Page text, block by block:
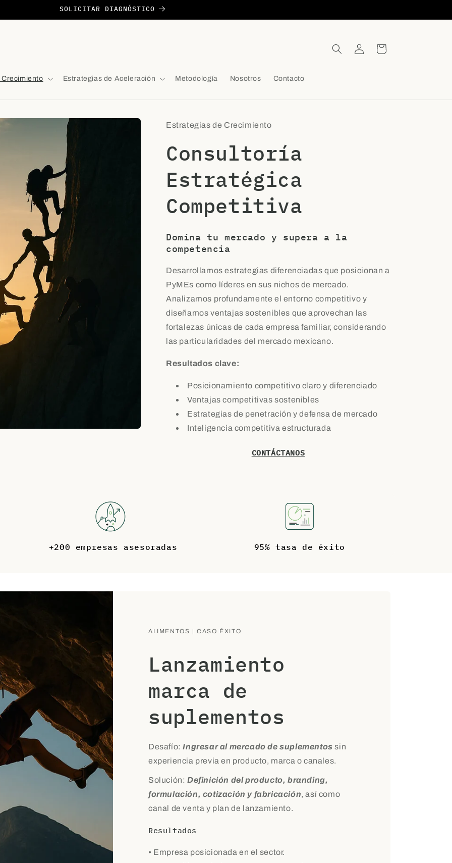
SOLICITAR DIAGNÓSTICO
Estrategias de Aceleración Metodología Nosotros Contacto
Iniciar
sesión
Carrito
Estrategias de Crecimiento
Consultoría
Estratégica
Competitiva
Domina tu mercado y supera a la
competencia
Desarrollamos estrategias diferenciadas que posicionan a
PyMEs como líderes en sus nichos de mercado.
Analizamos profundamente el entorno competitivo y
diseñamos ventajas sostenibles que aprovechan las
fortalezas únicas de cada empresa familiar, considerando
las particularidades del mercado mexicano.
Resultados clave:
Posicionamiento competitivo claro y diferenciado
Ventajas competitivas sostenibles
Estrategias de penetración y defensa de mercado
Inteligencia competitiva estructurada
CONTÁCTANOS
+200 empresas asesoradas 95% tasa de éxito
ALIMENTOS | CASO ÉXITO
Lanzamiento
marca de
suplementos
Desafío:Ingresar al mercado de suplementos sin
experiencia previa en producto, marca o canales.
Solución: Definición del producto, branding,
formulación, cotización y fabricación, así como
canal de venta y plan de lanzamiento.
Resultados
• Empresa posicionada en el sector.